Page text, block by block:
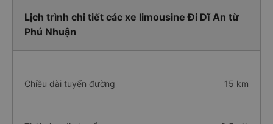
Lịch trình chi tiết các xe limousine Đi Dĩ An từ
Phú Nhuận
Chiều dài tuyến đường 15 km